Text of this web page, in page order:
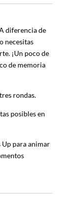
diferencia de
necesitas
¡Un poco de
de memoria
rondas.
posibles en
Up para animar